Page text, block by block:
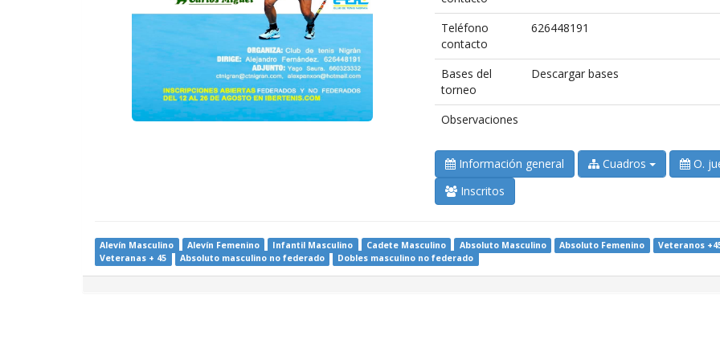
Teléfono
contacto
626448191
Bases del
torneo
Descargar bases
Observaciones
Información general Cuadros
O.
Inscritos
Alevín Masculino Alevín Femenino Infantil Masculino Cadete Masculino Absoluto Masculino Absoluto Femenino
Veteranos
Veteranas + 45
Absoluto masculino no federado Dobles masculino no federado